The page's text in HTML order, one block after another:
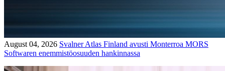
August 04, 2026 Svalner Atlas Finland avusti Monterroa MORS
Softwaren enemmistöosuuden hankinnassa